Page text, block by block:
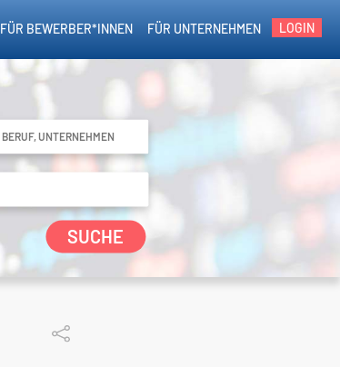
LOGIN
FÜR UNTERNEHMEN
FÜR BEWERBER*INNEN
SUCHE